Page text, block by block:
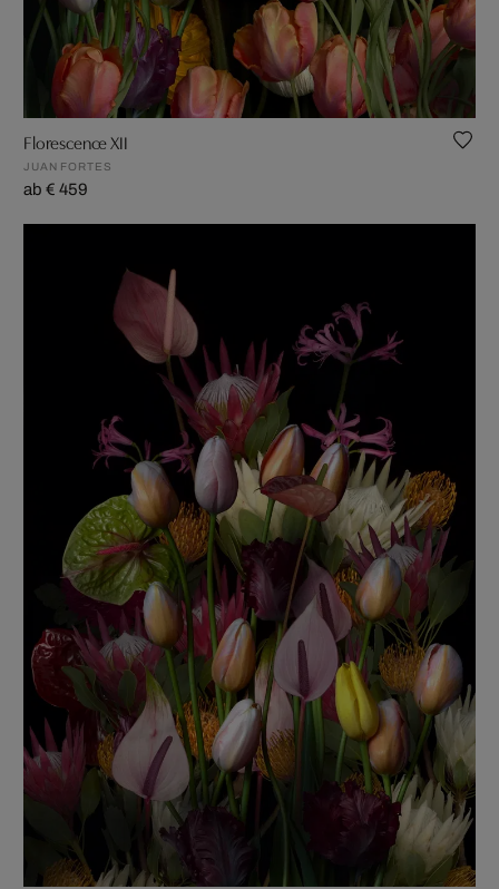
Florescence XII
JUAN FORTES
ab € 459